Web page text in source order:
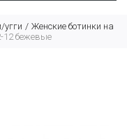
угги
Женские ботинки на
12 бежевые